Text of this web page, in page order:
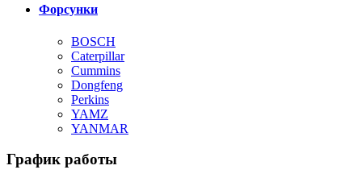
Форсунки
BOSCH
Caterpillar
Cummins
Dongfeng
Perkins
YAMZ
YANMAR
График работы